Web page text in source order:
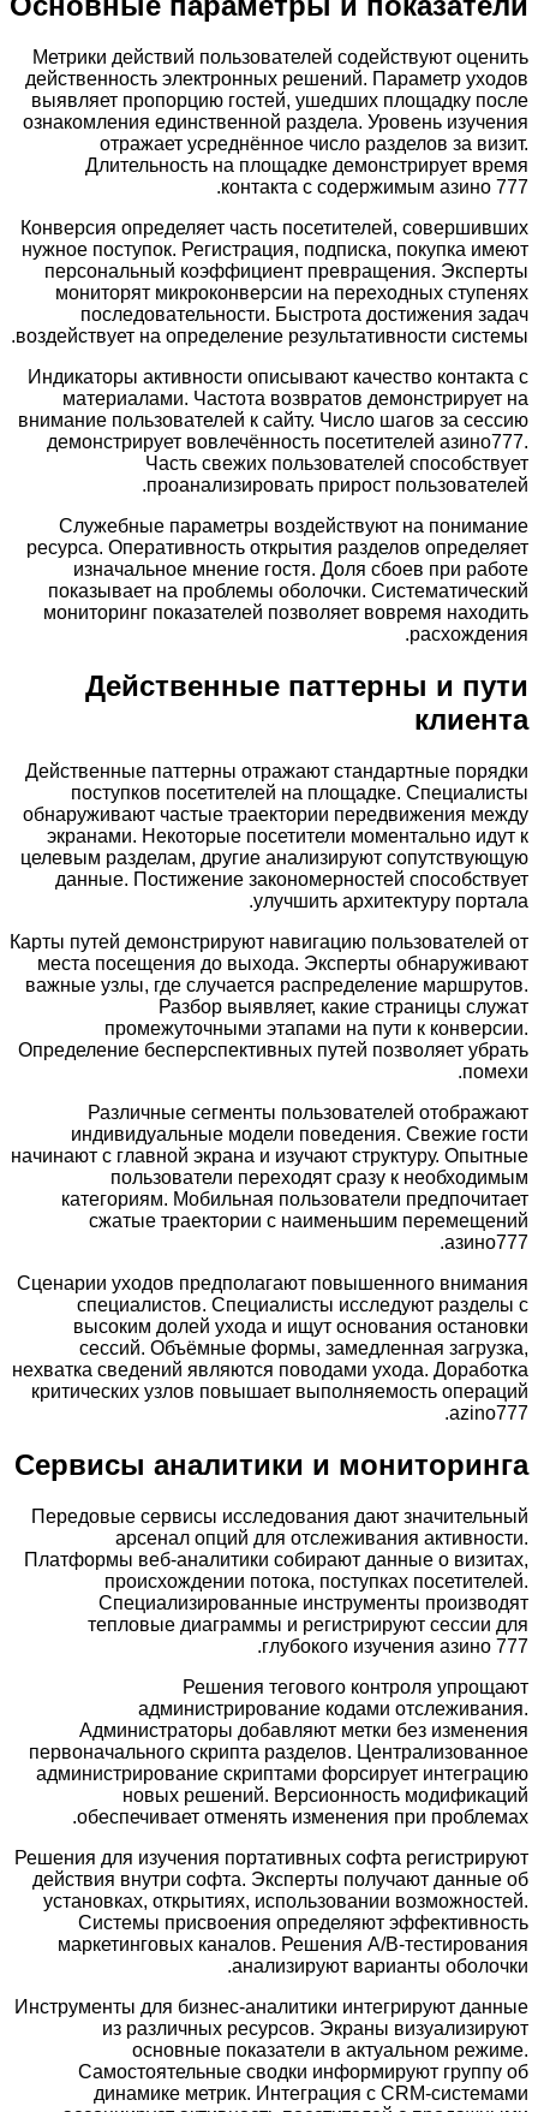
Метрики действий пользователей содействуют
действенность электронных решений. Параметр
выявляет пропорцию гостей, ушедших площадку
ознакомления единственной раздела. Уровень
отражает усреднённое число разделов за
Длительность на площадке демонстрирует
контакта с содержимым
Конверсия определяет часть посетителей,
нужное поступок. Регистрация, подписка, покупка
персональный коэффициент превращения.
мониторят микроконверсии на переходных
последовательности. Быстрота достижения
воздействует на определение результативности
Индикаторы активности описывают качество
материалами. Частота возвратов
внимание пользователей к сайту. Число шагов за
демонстрирует вовлечённость посетителей
Часть свежих пользователей
проанализировать прирост
Служебные параметры воздействуют на
ресурса. Оперативность открытия разделов
изначальное мнение гостя. Доля сбоев при
показывает на проблемы оболочки.
мониторинг показателей позволяет вовремя
Действенные паттерны и
Действенные паттерны отражают стандартные
поступков посетителей на площадке.
обнаруживают частые траектории передвижения
экранами. Некоторые посетители моментально
целевым разделам, другие анализируют
данные. Постижение закономерностей
улучшить архитектуру
Карты путей демонстрируют навигацию
места посещения до выхода. Эксперты
важные узлы, где случается распределение
Разбор выявляет, какие страницы
промежуточными этапами на пути к
Определение бесперспективных путей позволяет
Различные сегменты пользователей
индивидуальные модели поведения. Свежие
начинают с главной экрана и изучают структуру.
пользователи переходят сразу к
категориям. Мобильная пользователи
сжатые траектории с наименьшим
Сценарии уходов предполагают повышенного
специалистов. Специалисты исследуют
высоким долей ухода и ищут основания
сессий. Объёмные формы, замедленная
нехватка сведений являются поводами ухода.
критических узлов повышает выполняемость
Сервисы аналитики и
Передовые сервисы исследования дают
арсенал опций для отслеживания
Платформы веб-аналитики собирают данные о
происхождении потока, поступках
Специализированные инструменты
тепловые диаграммы и регистрируют
глубокого изучения
Решения тегового контроля
администрирование кодами
Администраторы добавляют метки без
первоначального скрипта разделов.
администрирование скриптами форсирует
новых решений. Версионность
обеспечивает отменять изменения при
Решения для изучения портативных софта
действия внутри софта. Эксперты получают
установках, открытиях, использовании
Системы присвоения определяют
маркетинговых каналов. Решения A/B-
анализируют варианты
Инструменты для бизнес-аналитики интегрируют
из различных ресурсов. Экраны
основные показатели в актуальном
Самостоятельные сводки информируют
динамике метрик. Интеграция с CRM-